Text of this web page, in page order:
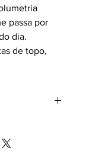
passa por
dia.
de topo,
Néroli,